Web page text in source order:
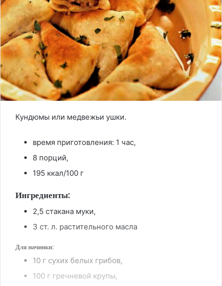
Кундюмы или медвежьи ушки.
время приготовления: 1 час,
8 порций,
195 ккал/100 г
Ингредиенты:
2,5 стакана муки,
3 ст. л. растительного масла
Для начинки:
10 г сухих белых грибов,
100 г гречневой крупы,